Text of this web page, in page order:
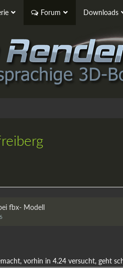
Forum Downloads
fbx- Modell
vorhin in 4.24 versucht, geht